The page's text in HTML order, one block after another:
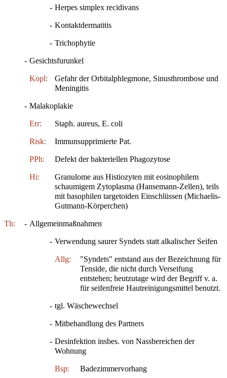
- Herpes simplex recidivans
- Kontaktdermatitis
- Trichophytie
- Gesichtsfurunkel
Kopl:
Gefahr der Orbitalphlegmone, Sinusthrombose und
Meningitis
- Malakoplakie
Err: Staph. aureus, E. coli
Risk: Immunsupprimierte Pat.
PPh: Defekt der bakteriellen Phagozytose
Hi:
Granulome aus Histiozyten mit eosinophilem
schaumigem Zytoplasma (Hansemann-Zellen), teils
mit basophilen targetoiden Einschlüssen (Michaelis-
Gutmann-Körperchen)
Th: - Allgemeinmaßnahmen
- Verwendung saurer Syndets statt alkalischer Seifen
Allg:
"Syndets" entstand aus der Bezeichnung für
Tenside, die nicht durch Verseifung
entstehen; heutzutage wird der Begriff v. a.
für seifenfreie Hautreinigungsmittel benutzt.
- tgl. Wäschewechsel
- Mitbehandlung des Partners
- Desinfektion insbes. von Nassbereichen der
Wohnung
Bsp: Badezimmervorhang